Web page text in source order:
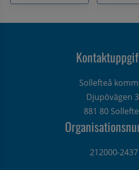
Sollefteå
Djupövägen 3
881 80
212000-2437